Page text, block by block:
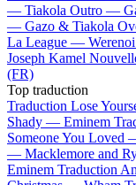
— Tiakola Outro —
— Gazo & Tiakola
La League — Werenoi
Joseph Kamel
(FR)
Top traduction
Traduction Lose
Shady — Eminem
Someone You Loved
— Macklemore and
Eminem Traduction